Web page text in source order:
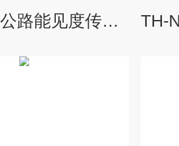
TH-N10A3公路能见度传感器